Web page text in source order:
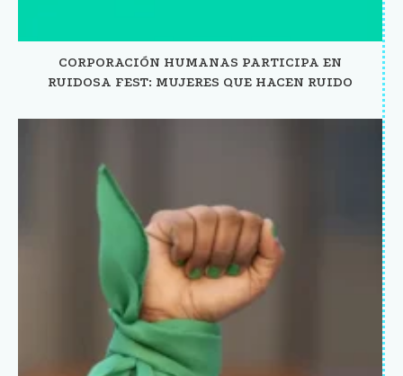
CORPORACIÓN HUMANAS PARTICIPA EN
RUIDOSA FEST: MUJERES QUE HACEN RUIDO